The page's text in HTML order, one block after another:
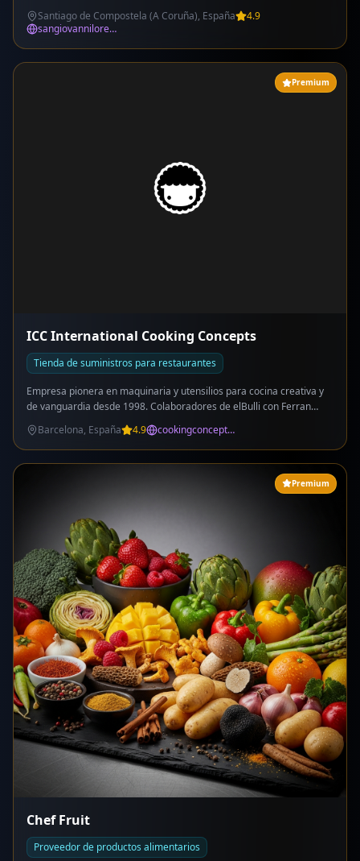
comprometida con la artesanía gallega. Catálogo para hostelería:
Vajilla de madera (cuencos, platos, tablas de cortar), Carros de
servicio de lujo (modelo Stan), Bandejas artesanales, Centros de
mesa, Cucharas carbonizadas, Accesorios de sala. Servicio a
reacondicionado de vajilla usada. Clientes destacados: Asador
Santiago de Compostela (A Coruña), España
4.9
sangiovannilorenzo.com
Premium
ICC International Cooking Concepts
Tienda de suministros para restaurantes
Empresa pionera en maquinaria y utensilios para cocina creativa y
de vanguardia desde 1998. Colaboradores de elBulli con Ferran
Adrià desde sus inicios. Más de 25 años de experiencia. Catálogo:
Roner (cocción sous vide: Roner 20, Roner Touch, Roner Compact),
sifones iSi (ProfiWhip, GourmetWhip, Nitro Whip, Thermo Whip),
Gastrovac (cocción al vacío), Pacojet (procesador de congelados),
Rotaval (destilación), Clarimax (clarificación), Nitral (nitrógeno),
soplete Hotery, Superbags (filtración), ralladores Microplane,
Hermanos Torres, Jordi Herrera. Partners: Universidad Politécnica
de Valencia, Universidad de Cádiz, Fundación Alicia,
elBullifoundation. Tienda online con envío. Canal YouTube con
recetas y técnicas. Referentes en cocina de vanguardia mundial.
Barcelona, España 4.9 cookingconcepts.com
Premium
Chef Fruit
Proveedor de productos alimentarios